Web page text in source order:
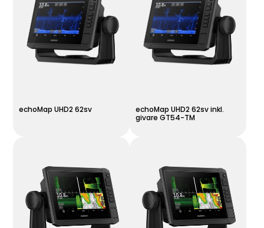
echoMap UHD2 62sv
echoMap UHD2 62sv inkl.
givare GT54-TM